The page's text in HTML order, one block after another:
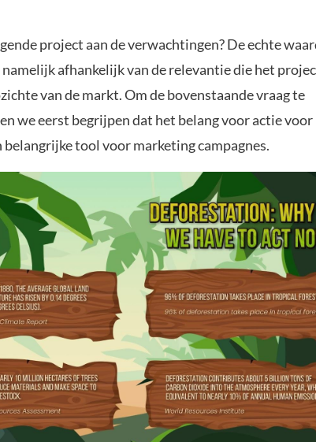
project aan de verwachtingen? De echte
afhankelijk van de relevantie die het
van de markt. Om de bovenstaande vraag te
we eerst begrijpen dat het belang voor actie
belangrijke tool voor marketing campagnes.